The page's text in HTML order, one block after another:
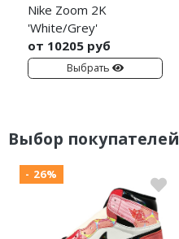
Nike Zoom 2K
'White/Grey'
от 10205 руб
Выбрать
Выбор покупателей
- 26%